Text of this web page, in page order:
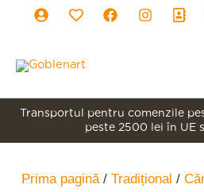
Transportul pentru comenzile
peste 2500 lei în UE
Prima pagină/ Tradițional /